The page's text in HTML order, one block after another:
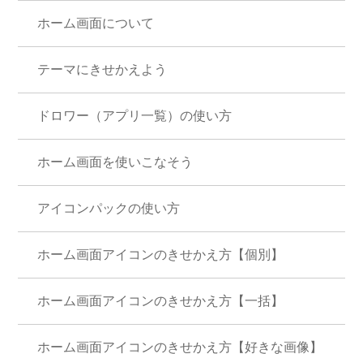
ホーム画面について
テーマにきせかえよう
ドロワー（アプリ一覧）の使い方
ホーム画面を使いこなそう
アイコンパックの使い方
ホーム画面アイコンのきせかえ方【個別】
ホーム画面アイコンのきせかえ方【一括】
ホーム画面アイコンのきせかえ方【好きな画像】